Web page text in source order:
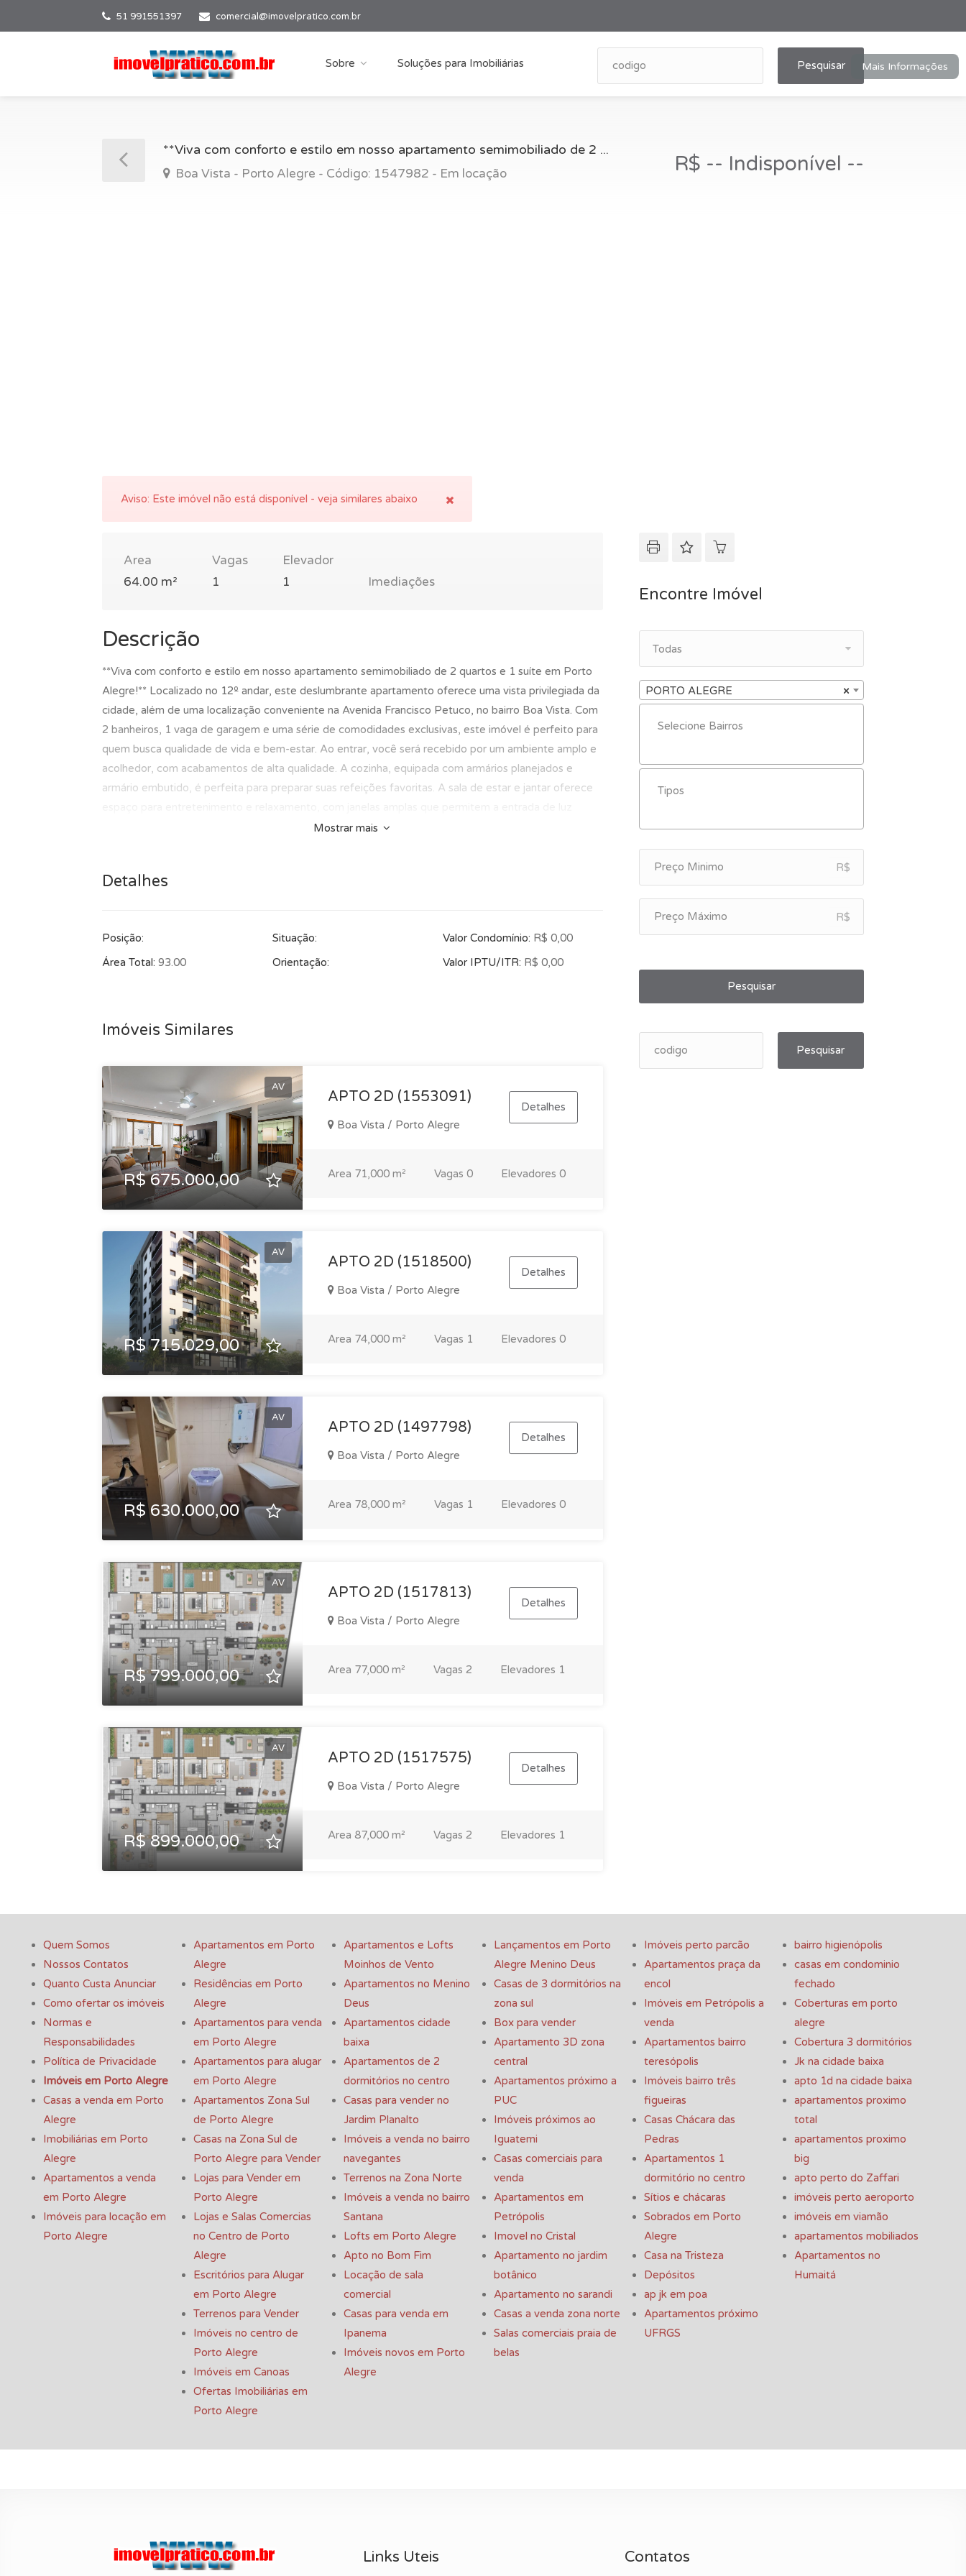
51 991551397 comercial@imovelpratico.com.br
Sobre Soluções para Imobiliárias Pesquisar
**Viva com conforto e estilo em nosso apartamento semimobiliado de 2 ...
Boa Vista - Porto Alegre - Código: 1547982 - Em locação R$ -- Indisponível --
Aviso: Este imóvel não está disponível - veja similares abaixo
Area
64.00 m²
Vagas
1
Elevador
1
Imediações
Descrição
**Viva com conforto e estilo em nosso apartamento semimobiliado de 2 quartos e 1 suíte em Porto
Alegre!** Localizado no 12º andar, este deslumbrante apartamento oferece uma vista privilegiada da
cidade, além de uma localização conveniente na Avenida Francisco Petuco, no bairro Boa Vista. Com
2 banheiros, 1 vaga de garagem e uma série de comodidades exclusivas, este imóvel é perfeito para
quem busca qualidade de vida e bem-estar. Ao entrar, você será recebido por um ambiente amplo e
acolhedor, com acabamentos de alta qualidade. A cozinha, equipada com armários planejados e
armário embutido, é perfeita para preparar suas refeições favoritas. A sala de estar e jantar oferece
natural, criando um ambiente ainda mais convidativo. Além disso, o imóvel conta com gás individual,
estará próximo a uma variedade de comércios, escolas, supermercados, farmácia, lojas de
venha conhecer de perto todos os benefícios e diferenciais que este belo apartamento tem a
oferecer. Seu novo lar te espera! *Este imóvel é uma oportunidade única e pode ser seu! Entre em
Mostrar mais
Detalhes
Posição:
Área Total: 93.00
Situação:
Orientação:
Valor Condomínio: R$ 0,00
Valor IPTU/ITR: R$ 0,00
Imóveis Similares
AV
R$ 675.000,00
APTO 2D (1553091)
Boa Vista / Porto Alegre
Detalhes
Area 71,000 m² Vagas 0 Elevadores 0
AV
R$ 715.029,00
APTO 2D (1518500)
Boa Vista / Porto Alegre
Detalhes
Area 74,000 m² Vagas 1 Elevadores 0
AV
R$ 630.000,00
APTO 2D (1497798)
Boa Vista / Porto Alegre
Detalhes
Area 78,000 m² Vagas 1 Elevadores 0
AV
R$ 799.000,00
APTO 2D (1517813)
Boa Vista / Porto Alegre
Detalhes
Area 77,000 m² Vagas 2 Elevadores 1
AV
R$ 899.000,00
APTO 2D (1517575)
Boa Vista / Porto Alegre
Detalhes
Area 87,000 m² Vagas 2 Elevadores 1
Encontre Imóvel
Todas
×
PORTO ALEGRE
R$
R$
Pesquisar
Pesquisar
Quem Somos
Nossos Contatos
Quanto Custa Anunciar
Como ofertar os imóveis
Normas e
Responsabilidades
Política de Privacidade
Imóveis em Porto Alegre
Casas a venda em Porto
Alegre
Imobiliárias em Porto
Alegre
Apartamentos a venda
em Porto Alegre
Imóveis para locação em
Porto Alegre
Apartamentos em Porto
Alegre
Residências em Porto
Alegre
Apartamentos para venda
em Porto Alegre
Apartamentos para alugar
em Porto Alegre
Apartamentos Zona Sul
de Porto Alegre
Casas na Zona Sul de
Porto Alegre para Vender
Lojas para Vender em
Porto Alegre
Lojas e Salas Comercias
no Centro de Porto
Alegre
Escritórios para Alugar
em Porto Alegre
Terrenos para Vender
Imóveis no centro de
Porto Alegre
Imóveis em Canoas
Ofertas Imobiliárias em
Porto Alegre
Apartamentos e Lofts
Moinhos de Vento
Apartamentos no Menino
Deus
Apartamentos cidade
baixa
Apartamentos de 2
dormitórios no centro
Casas para vender no
Jardim Planalto
Imóveis a venda no bairro
navegantes
Terrenos na Zona Norte
Imóveis a venda no bairro
Santana
Lofts em Porto Alegre
Apto no Bom Fim
Locação de sala
comercial
Casas para venda em
Ipanema
Imóveis novos em Porto
Alegre
Lançamentos em Porto
Alegre Menino Deus
Casas de 3 dormitórios na
zona sul
Box para vender
Apartamento 3D zona
central
Apartamentos próximo a
PUC
Imóveis próximos ao
Iguatemi
Casas comerciais para
venda
Apartamentos em
Petrópolis
Imovel no Cristal
Apartamento no jardim
botânico
Apartamento no sarandi
Casas a venda zona norte
Salas comerciais praia de
belas
Imóveis perto parcão
Apartamentos praça da
encol
Imóveis em Petrópolis a
venda
Apartamentos bairro
teresópolis
Imóveis bairro três
figueiras
Casas Chácara das
Pedras
Apartamentos 1
dormitório no centro
Sítios e chácaras
Sobrados em Porto
Alegre
Casa na Tristeza
Depósitos
ap jk em poa
Apartamentos próximo
UFRGS
bairro higienópolis
casas em condominio
fechado
Coberturas em porto
alegre
Cobertura 3 dormitórios
Jk na cidade baixa
apto 1d na cidade baixa
apartamentos proximo
total
apartamentos proximo
big
apto perto do Zaffari
imóveis perto aeroporto
imóveis em viamão
apartamentos mobiliados
Apartamentos no
Humaitá
Links Uteis Contatos
Mais Informações